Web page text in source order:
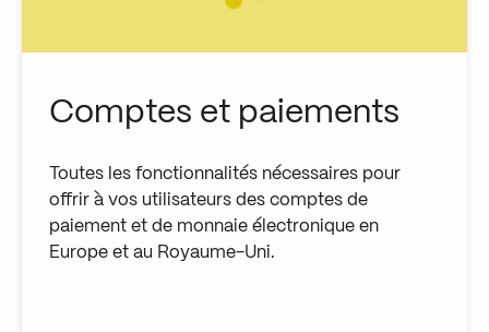
Comptes et paiements
Toutes les fonctionnalités nécessaires pour
offrir à vos utilisateurs des comptes de
paiement et de monnaie électronique en
Europe et au Royaume-Uni.